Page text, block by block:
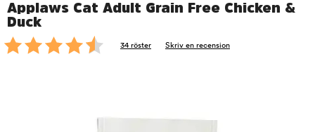
Applaws Cat Adult Grain Free Chicken &
Duck
34 röster Skriv en recension
foo